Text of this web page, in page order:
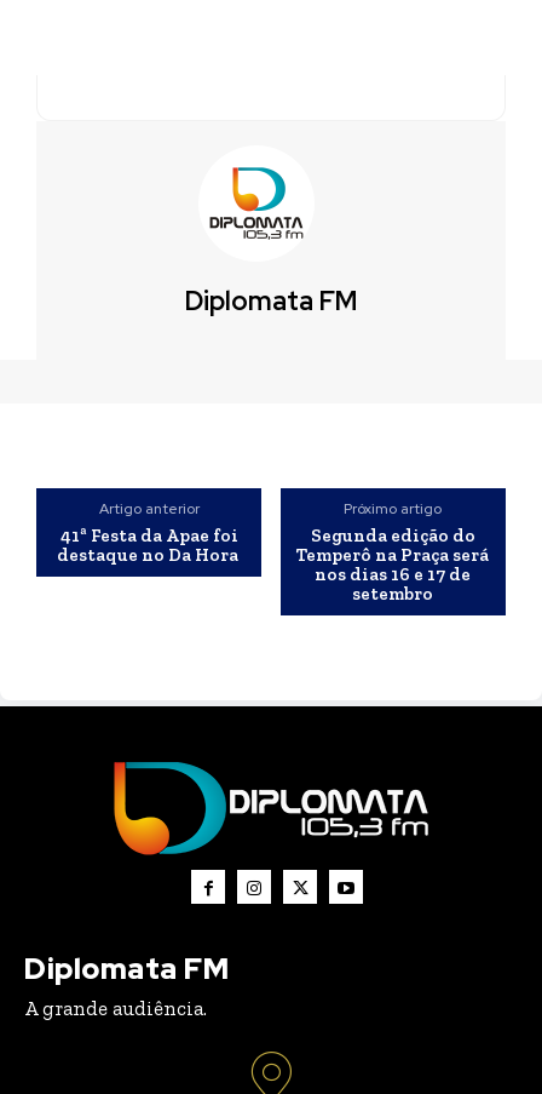
Diplomata FM
Artigo anterior
41ª Festa da Apae foi
destaque no Da Hora
Próximo artigo
Segunda edição do
Temperô na Praça será
nos dias 16 e 17 de
setembro
Diplomata FM
A grande audiência.